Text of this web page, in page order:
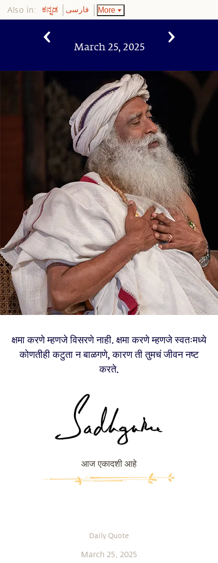
Also in: ಕನ್ನಡ فارسی More
March 25, 2025
क्षमा करणे म्हणजे विसरणे नाही. क्षमा करणे म्हणजे स्वतःमध्ये
कोणतीही कटुता न बाळगणे, कारण ती तुमचं जीवन नष्ट
करते.
आज एकादशी आहे
Daily Quote
March 25, 2025